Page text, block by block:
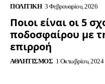
ΠΟΛΙΤΙΚΉ 3 Φεβρουαρίου, 2026
Ποιοι είναι οι 5
ποδοσφαίρου με
επιρροή
ΑΘΛΗΤΙΣΜΌΣ 1 Οκτωβρίου, 2024